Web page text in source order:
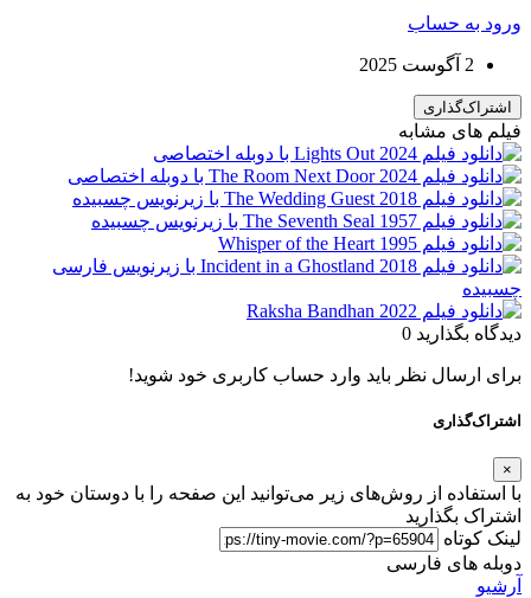
ورود به حساب
2 آگوست 2025
اشتراک‌گذاری
فیلم های مشابه
دیدگاه بگذارید 0
برای ارسال نظر باید وارد حساب کاربری خود شوید!
اشتراک‌گذاری
×
با استفاده از روش‌های زیر می‌توانید این صفحه را با دوستان خود به
اشتراک بگذارید
لینک کوتاه
دوبله های فارسی
آرشیو